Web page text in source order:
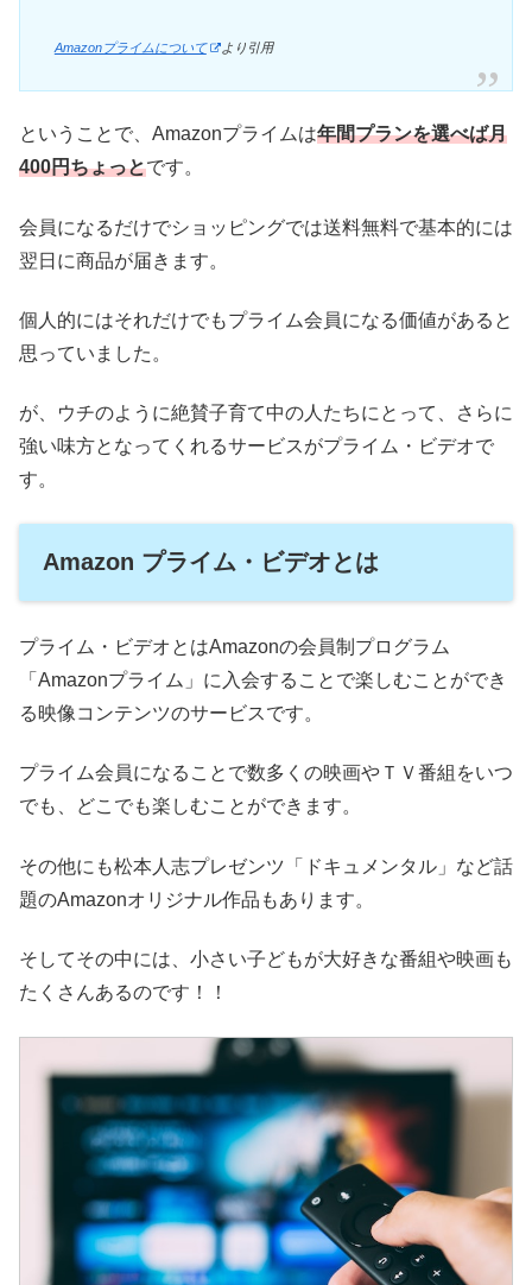
Amazonプライムについて より引用
ということで、Amazonプライムは年間プランを選べば月
400円ちょっとです。
会員になるだけでショッピングでは送料無料で基本的には
翌日に商品が届きます。
個人的にはそれだけでもプライム会員になる価値があると
思っていました。
が、ウチのように絶賛子育て中の人たちにとって、さらに
強い味方となってくれるサービスがプライム・ビデオで
す。
Amazon プライム・ビデオとは
プライム・ビデオとはAmazonの会員制プログラム
「Amazonプライム」に入会することで楽しむことができ
る映像コンテンツのサービスです。
プライム会員になることで数多くの映画やＴＶ番組をいつ
でも、どこでも楽しむことができます。
その他にも松本人志プレゼンツ「ドキュメンタル」など話
題のAmazonオリジナル作品もあります。
そしてその中には、小さい子どもが大好きな番組や映画も
たくさんあるのです！！